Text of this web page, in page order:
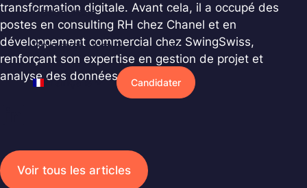
Ressources
Pourquoi Liora ?
Français Candidater
transformation digitale. Avant cela, il a occupé des
postes en consulting RH chez Chanel et en
développement commercial chez SwingSwiss,
renforçant son expertise en gestion de projet et
analyse des données.
Voir tous les articles